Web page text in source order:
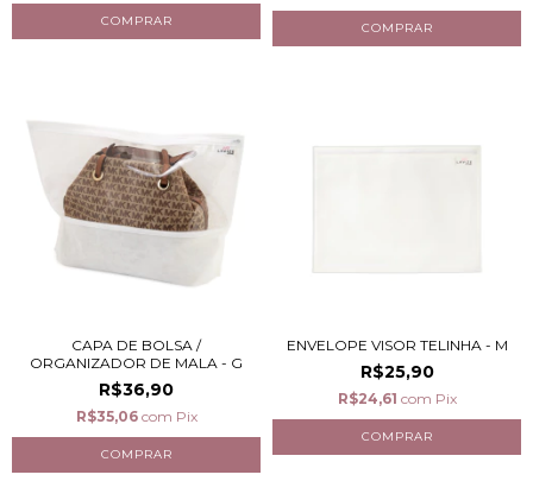
CAPA DE BOLSA /
ORGANIZADOR DE MALA - G
R$36,90
R$35,06 com Pix
ENVELOPE VISOR TELINHA - M
R$25,90
R$24,61 com Pix